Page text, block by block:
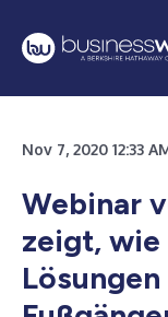
Nov 7, 2020 12:33
Webinar
zeigt, wie